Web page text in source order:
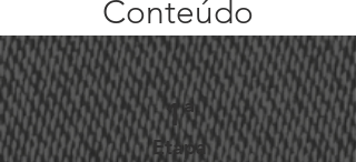
Conteúdo
1ª
Etapa